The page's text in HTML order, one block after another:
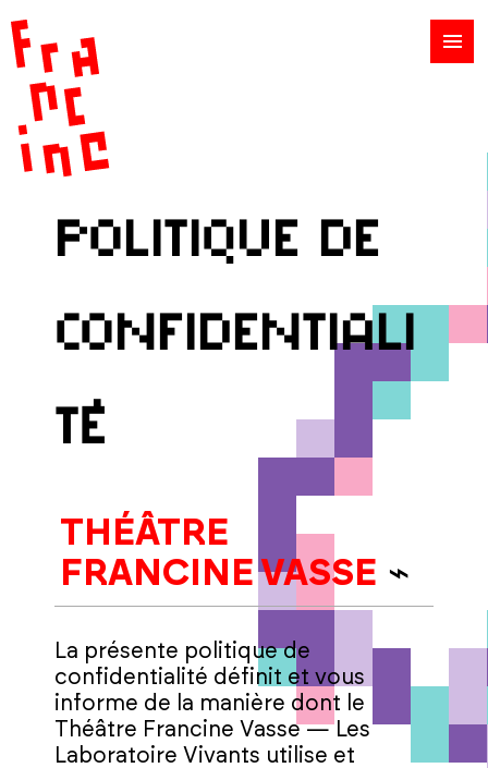
politique de
confidentiali
té
THÉÂTRE
FRANCINE VASSE
La présente politique de
confidentialité définit et vous
informe de la manière dont le
Théâtre Francine Vasse — Les
Laboratoire Vivants utilise et